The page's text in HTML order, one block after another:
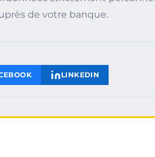
de votre banque.
LINKEDIN